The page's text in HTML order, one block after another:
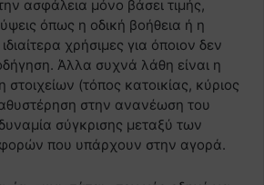
ασφάλεια μόνο βάσει τιμής,
όπως η οδική βοήθεια ή η
χρήσιμες για όποιον δεν
Άλλα συχνά λάθη είναι η
(τόπος κατοικίας, κύριος
στην ανανέωση του
σύγκρισης μεταξύ των
που υπάρχουν στην αγορά.